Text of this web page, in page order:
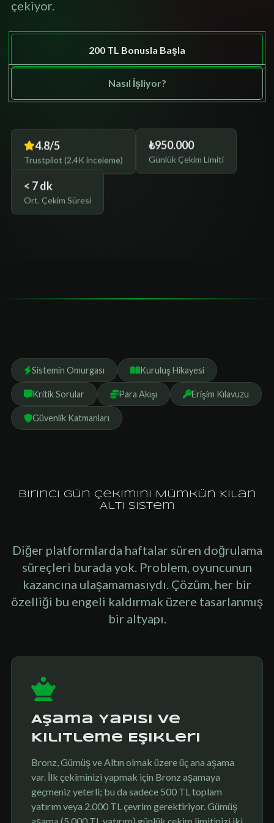
çekiyor.
200 TL Bonusla Başla
Nasıl İşliyor?
4.8/5
Trustpilot (2.4K inceleme)
₺950.000
Günlük Çekim Limiti
< 7 dk
Ort. Çekim Süresi
Sayfa İçeriği
Sistemin Omurgası Kuruluş Hikayesi
Kritik Sorular Para Akışı Erişim Kılavuzu
Güvenlik Katmanları
Birinci Gün Çekimini Mümkün Kılan
Altı Sistem
Diğer platformlarda haftalar süren doğrulama
süreçleri burada yok. Problem, oyuncunun
kazancına ulaşamamasıydı. Çözüm, her bir
özelliği bu engeli kaldırmak üzere tasarlanmış
bir altyapı.
Aşama Yapısı ve
Kilitleme Eşikleri
Bronz, Gümüş ve Altın olmak üzere üç ana aşama
var. İlk çekiminizi yapmak için Bronz aşamaya
geçmeniz yeterli; bu da sadece 500 TL toplam
yatırım veya 2.000 TL çevrim gerektiriyor. Gümüş